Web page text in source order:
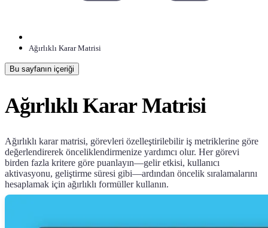
Ağırlıklı Karar Matrisi
Bu sayfanın içeriği
Ağırlıklı Karar Matrisi
Ağırlıklı karar matrisi, görevleri özelleştirilebilir iş metriklerine göre
değerlendirerek önceliklendirmenize yardımcı olur. Her görevi
birden fazla kritere göre puanlayın—gelir etkisi, kullanıcı
aktivasyonu, geliştirme süresi gibi—ardından öncelik sıralamalarını
hesaplamak için ağırlıklı formüller kullanın.